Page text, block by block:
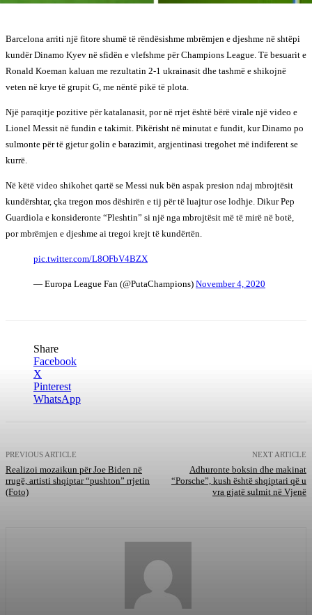
Barcelona arriti një fitore shumë të rëndësishme mbrëmjen e djeshme në shtëpi
kundër Dinamo Kyev në sfidën e vlefshme për Champions League. Të besuarit e
Ronald Koeman kaluan me rezultatin 2-1 ukrainasit dhe tashmë e shikojnë
veten në krye të grupit G, me nëntë pikë të plota.
Një paraqitje pozitive për katalanasit, por në rrjet është bërë virale një video e
Lionel Messit në fundin e takimit. Pikërisht në minutat e fundit, kur Dinamo po
sulmonte për të gjetur golin e barazimit, argjentinasi tregohet më indiferent se
kurrë.
Në këtë video shikohet qartë se Messi nuk bën aspak presion ndaj mbrojtësit
kundërshtar, çka tregon mos dëshirën e tij për të luajtur ose lodhje. Dikur Pep
Guardiola e konsideronte “Pleshtin” si një nga mbrojtësit më të mirë në botë,
por mbrëmjen e djeshme ai tregoi krejt të kundërtën.
pic.twitter.com/L8OFbV4BZX
— Europa League Fan (@PutaChampions) November 4, 2020
Share
Facebook
X
Pinterest
WhatsApp
PREVIOUS ARTICLE
Realizoi mozaikun për Joe Biden në
rrugë, artisti shqiptar “pushton” rrjetin
(Foto)
NEXT ARTICLE
Adhuronte boksin dhe makinat
“Porsche”, kush është shqiptari që u
vra gjatë sulmit në Vjenë